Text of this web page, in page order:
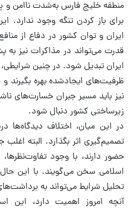
منطقه خلیج فارس به‌شدت ناامن و
برای باز کردن تنگه وجود ندارد.
ایران و توان کشور در دفاع از
قدرت می‌تواند در مذاکرات نیز به
ایران تبدیل شود. در چنین شرایطی،
ظرفیت‌های ایجادشده بهره بگیرند
نیز باید مسیر جبران خسارت‌های
زیرساختی کشور دنبال شود.
در این میان، اختلاف دیدگاه‌ها
تصمیم‌گیری اثر بگذارد. البته
حضور دارند، با وجود
اسلامی سخن می‌گویند. با این
تحلیل شرایط می‌تواند به
آنچه امروز اهمیت دارد، این